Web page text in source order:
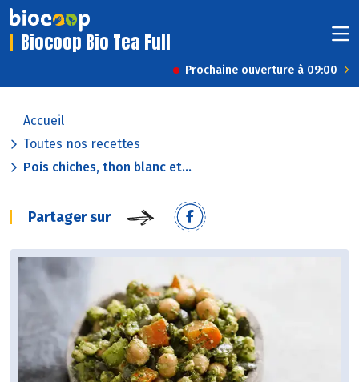
Biocoop Bio Tea Full
Prochaine ouverture à 09:00
Accueil
Toutes nos recettes
Pois chiches, thon blanc et...
Partager sur